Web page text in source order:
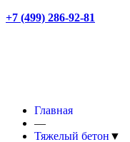
+7 (499) 286-92-81
Главная
—
Тяжелый бетон ▼